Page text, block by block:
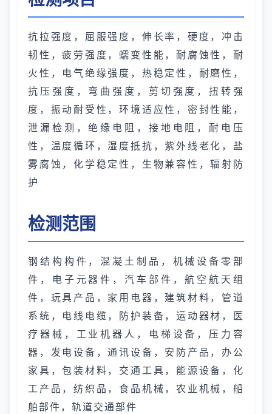
抗拉强度，屈服强度，伸长率，硬度，冲击
韧性，疲劳强度，蠕变性能，耐腐蚀性，耐
火性，电气绝缘强度，热稳定性，耐磨性，
抗压强度，弯曲强度，剪切强度，扭转强
度，振动耐受性，环境适应性，密封性能，
泄漏检测，绝缘电阻，接地电阻，耐电压
性，温度循环，湿度抵抗，紫外线老化，盐
雾腐蚀，化学稳定性，生物兼容性，辐射防
护
检测范围
钢结构构件，混凝土制品，机械设备零部
件，电子元器件，汽车部件，航空航天组
件，玩具产品，家用电器，建筑材料，管道
系统，电线电缆，防护装备，运动器材，医
疗器械，工业机器人，电梯设备，压力容
器，发电设备，通讯设备，安防产品，办公
家具，包装材料，交通工具，能源设备，化
工产品，纺织品，食品机械，农业机械，船
舶部件，轨道交通部件